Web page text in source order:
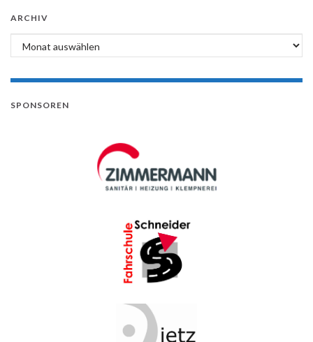
ARCHIV
Archiv
SPONSOREN